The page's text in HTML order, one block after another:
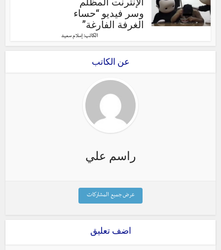
وسر فيديو “حساء
الغرفة الفارغة”
الكاتب: إسلام سعيد
عن الكاتب
راسم علي
عرض جميع المشاركات
اضف تعليق